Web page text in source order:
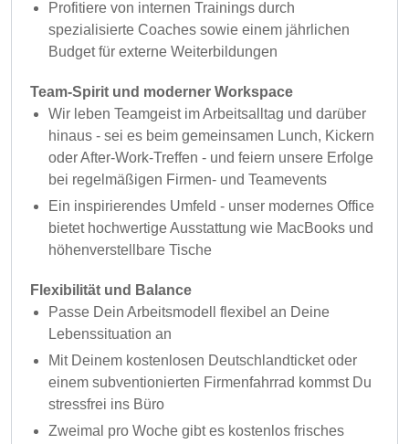
Profitiere von internen Trainings durch
spezialisierte Coaches sowie einem jährlichen
Budget für externe Weiterbildungen
Team-Spirit und moderner Workspace
Wir leben Teamgeist im Arbeitsalltag und darüber
hinaus - sei es beim gemeinsamen Lunch, Kickern
oder After-Work-Treffen - und feiern unsere Erfolge
bei regelmäßigen Firmen- und Teamevents
Ein inspirierendes Umfeld - unser modernes Office
bietet hochwertige Ausstattung wie MacBooks und
höhenverstellbare Tische
Flexibilität und Balance
Passe Dein Arbeitsmodell flexibel an Deine
Lebenssituation an
Mit Deinem kostenlosen Deutschlandticket oder
einem subventionierten Firmenfahrrad kommst Du
stressfrei ins Büro
Zweimal pro Woche gibt es kostenlos frisches